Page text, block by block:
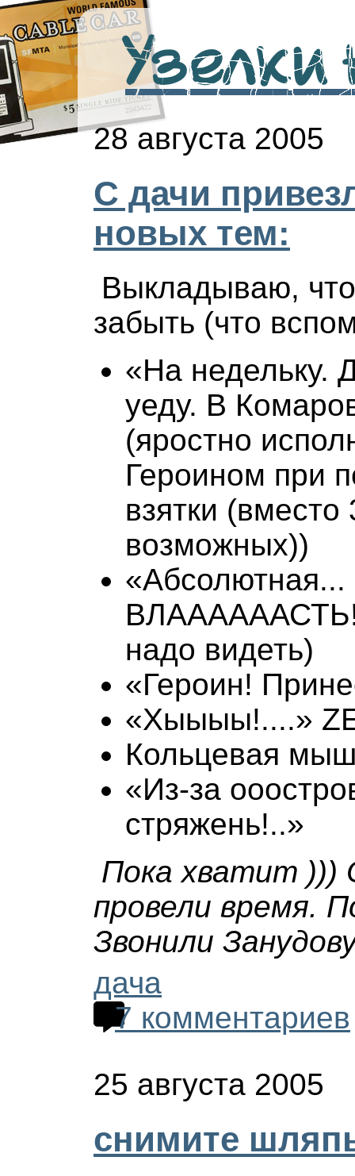
Узелки
28 августа 2005
С дачи
новых тем:
Выкладываю,
забыть (что
«На недельку.
уеду. В
(яростно
Героином при
взятки (вместо
возможных))
«Абсолютная...
надо видеть)
«Героин!
«Хыыыы!....»
Кольцевая
«Из-за
стряжень!..»
Пока хватит )))
провели время.
Звонили
дача
7 комментариев
25 августа 2005
снимите